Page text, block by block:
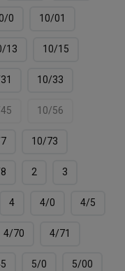
0 10/01
13 10/15
10/33
10/56
10/73
2 3
4 4/0 4/5
4/70 4/71
5/0 5/00